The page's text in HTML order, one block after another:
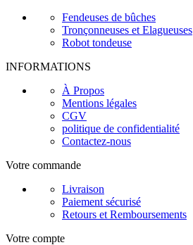
Fendeuses de bûches
Tronçonneuses et Elagueuses
Robot tondeuse
INFORMATIONS
À Propos
Mentions légales
CGV
politique de confidentialité
Contactez-nous
Votre commande
Livraison
Paiement sécurisé
Retours et Remboursements
Votre compte